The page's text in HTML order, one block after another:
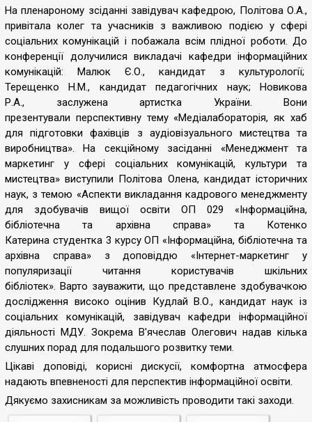
На пленароному зсіданні завідувач кафедрою, Політова О.А.,
привітала колег та учасників з важливою подією у сфері
соціальних комунікацій і побажала всім плідної роботи. До
конференції долучилися викладачі кафедри інформаційних
комунікацій: Малюк Є.О., кандидат з культурології;
Терещенко Н.М., кандидат педагогічних наук;Новикова
Р.А., заслужена артистка України. Вони
презентували перспективну тему «Медіалабораторія, як хаб
для підготовки фахівців з аудіовізуального мистецтва та
виробництва». На секційному засіданні «Менеджмент та
маркетинг у сфері соціальних комунікацій, культури та
мистецтва» виступили Політова Олена, кандидат історичних
наук, з темою «Аспекти викладання кадрового менеджменту
для здобувачів вищої освіти ОП 029 «Інформаційна,
бібліотечна та архівна справа» та Котенко
Катерина студентка 3 курсу ОП «Інформаційна, бібліотечна та
архівна справа»з доповіддю «Інтернет-маркетинг у
популяризації читання користувачів шкільних
бібліотек». Варто зауважити, що представлене здобувачкою
дослідження високо оцінив Кудлай В.О., кандидат наук із
соціальних комунікацій, завідувач кафедри інформаційної
діяльності МДУ. Зокрема В'ячеслав Олегович надав кілька
слушних порад для подальшого розвитку теми.
Цікаві доповіді, корисні дискусії, комфортна атмосфера
надають впевненості для перспектив інформаційної освіти.
Дякуємо захисникам за можливість проводити такі заходи.